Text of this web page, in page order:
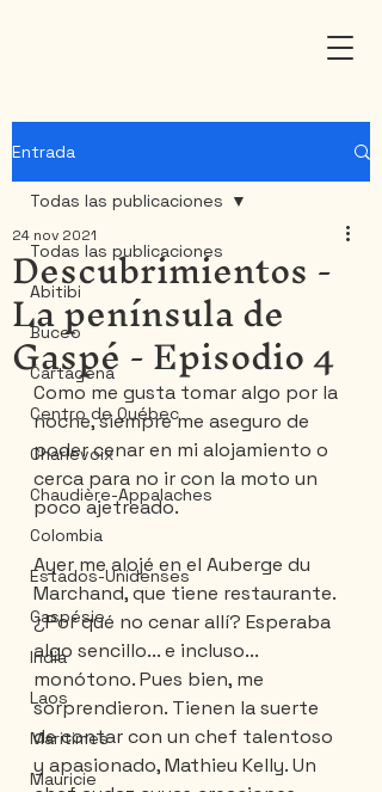
Entrada
Todas las publicaciones
Abitibi
Buceo
Cartagena
Centro de Québec
Charlevoix
Chaudière-Appalaches
Colombia
Estados-Unidenses
Gaspésie
India
Laos
Maritimes
Mauricie
Todas las publicaciones
Descubrimientos -
La península de
Gaspé - Episodio 4
24 nov 2021
Como me gusta tomar algo por la
noche, siempre me aseguro de
poder cenar en mi alojamiento o
cerca para no ir con la moto un
poco ajetreado.
Ayer me alojé en el Auberge du
Marchand, que tiene restaurante.
¿Por qué no cenar allí? Esperaba
algo sencillo... e incluso...
monótono. Pues bien, me
sorprendieron. Tienen la suerte
de contar con un chef talentoso
y apasionado, Mathieu Kelly. Un